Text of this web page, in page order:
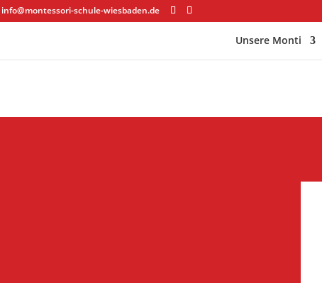
info@montessori-schule-wiesbaden.de
Unsere Monti